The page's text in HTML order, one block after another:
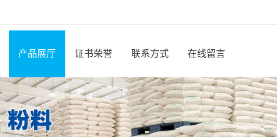
产品展厅 证书荣誉 联系方式 在线留言